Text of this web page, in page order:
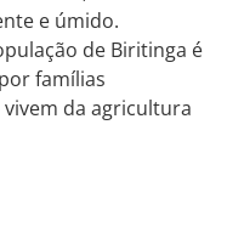
e úmido.
de Biritinga é
famílias
da agricultura